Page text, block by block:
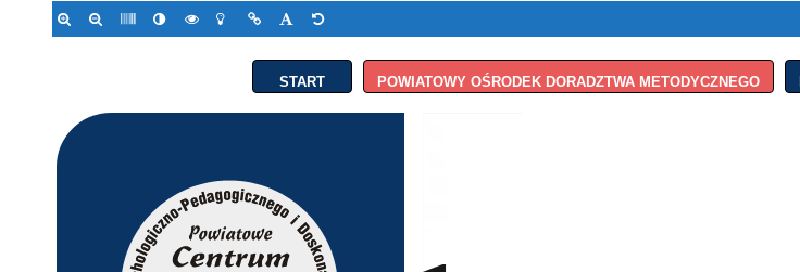
START POWIATOWY OŚRODEK DORADZTWA METODYCZNEGO